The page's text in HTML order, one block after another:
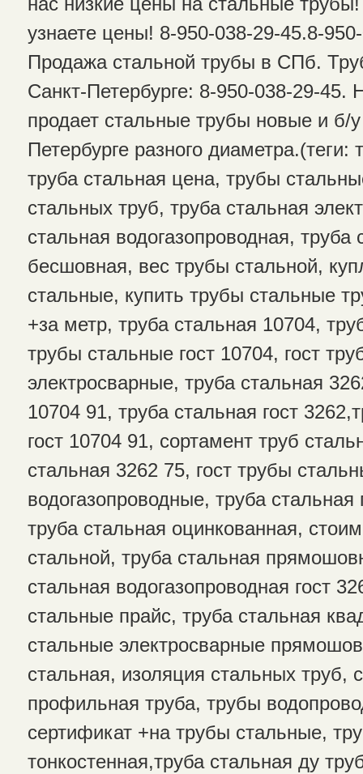
узнаете цены! 8-950-038-29-45.8-
Продажа стальной трубы в СПб.
Санкт-Петербурге: 8-950-038-29-45.
продает стальные трубы новые и б/
Петербурге разного диаметра.(теги:
труба стальная цена, трубы
стальных труб, труба стальная
стальная водогазопроводная, труба
бесшовная, вес трубы стальной,
стальные, купить трубы стальные
+за метр, труба стальная 10704,
трубы стальные гост 10704, гост
электросварные, труба стальная
10704 91, труба стальная гост
гост 10704 91, сортамент труб
стальная 3262 75, гост трубы
водогазопроводные, труба стальная
труба стальная оцинкованная,
стальной, труба стальная
стальная водогазопроводная гост
стальные прайс, труба стальная
стальные электросварные
стальная, изоляция стальных труб,
профильная труба, трубы
сертификат +на трубы стальные,
тонкостенная,труба стальная ду